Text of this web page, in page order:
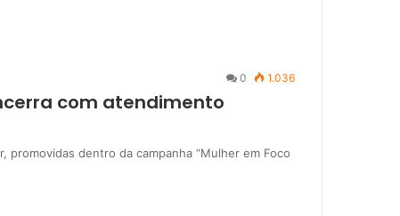
0 1.036
com atendimento
promovidas dentro da campanha “Mulher em Foco